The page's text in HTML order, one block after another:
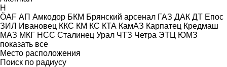
H
ÖAF АП Амкодор БКМ Брянский арсенал ГАЗ ДАК ДТ Епос
ЗИЛ Ивановец ККС КМ КС КТА КамАЗ Карпатец Кредмаш
МАЗ МКГ НСС Сталинец Урал ЧТЗ Четра ЭТЦ ЮМЗ
показать все
Место расположения
Поиск по радиусу